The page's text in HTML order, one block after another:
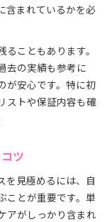
含まれているかを必
こともあります。
去の実績も参考に
が安心です。特に初
ストや保証内容も確
ツ
を見極めるには、自
ことが重要です。単
アがしっかり含まれ